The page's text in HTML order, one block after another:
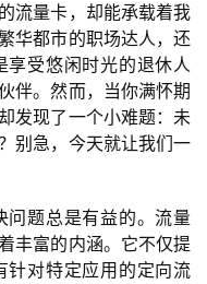
流量卡，却能承载着我
华都市的职场达人，还
享受悠闲时光的退休人
伴。然而，当你满怀期
发现了一个小难题：未
别急，今天就让我们一
问题总是有益的。流量
丰富的内涵。它不仅提
针对特定应用的定向流